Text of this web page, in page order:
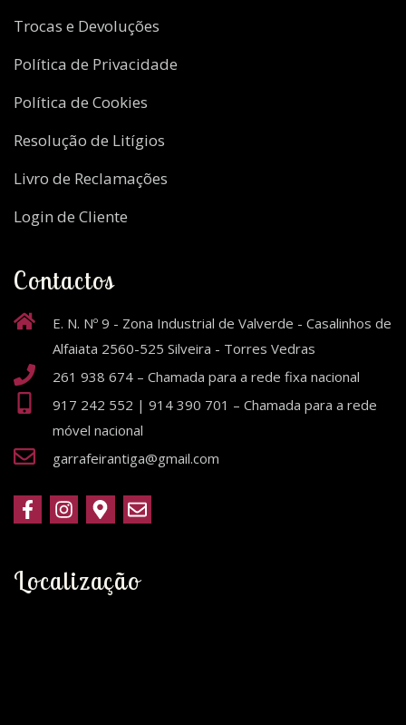
Trocas e Devoluções
Política de Privacidade
Política de Cookies
Resolução de Litígios
Livro de Reclamações
Login de Cliente
Contactos
E. N. Nº 9 - Zona Industrial de Valverde - Casalinhos de
Alfaiata 2560-525 Silveira - Torres Vedras
261 938 674 – Chamada para a rede fixa nacional
917 242 552 | 914 390 701 – Chamada para a rede
móvel nacional
garrafeirantiga@gmail.com
Localização